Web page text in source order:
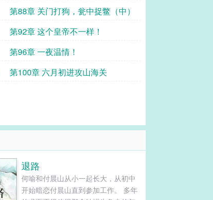
第88章 关门打狗，瓮中捉鳖（中）
第92章 这个皇帝不一样！
第96章 一夜温情！
第100章 六月初进攻山海关
退路
何喻和付晨山从小一起长大，从初中
开始暗恋付晨山直到参加工作。 多年